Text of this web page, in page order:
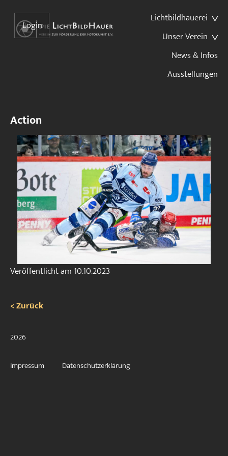
Lichtbildhauerei
Unser Verein
News & Infos
Ausstellungen
Login
Action
Veröffentlicht am 10.10.2023
< Zurück
2026
Impressum Datenschutzerklärung